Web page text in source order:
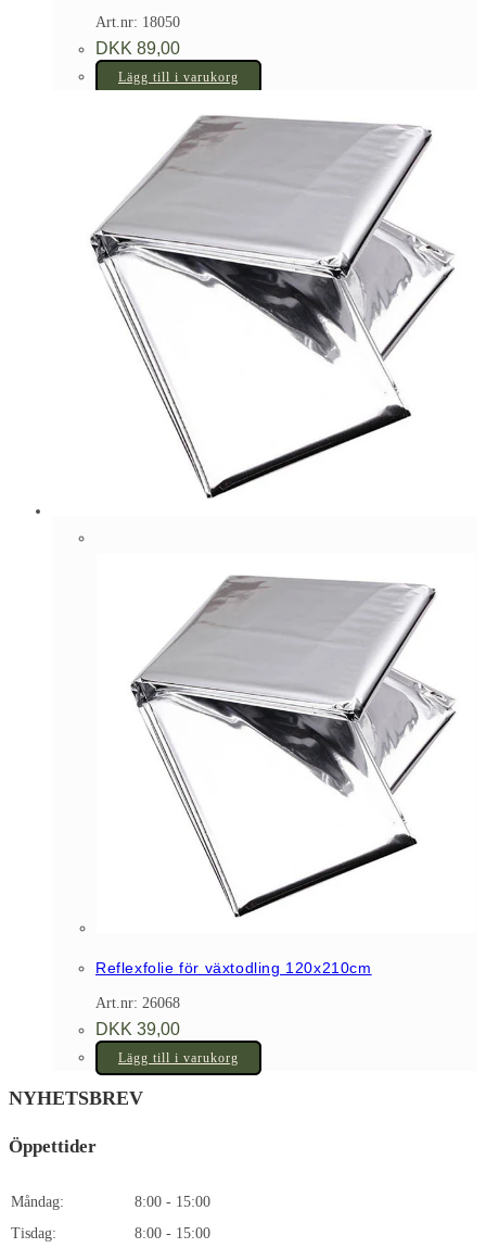
Art.nr: 18050
DKK 89,00
Lägg till i varukorg
Reflexfolie för växtodling 120x210cm
Art.nr: 26068
DKK 39,00
Lägg till i varukorg
NYHETSBREV
Öppettider
Måndag:
8:00 - 15:00
Tisdag:
8:00 - 15:00